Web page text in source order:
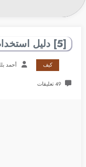
[5] دليل استخدام ساعة أبل
كيف أحمد
49 تعليقات